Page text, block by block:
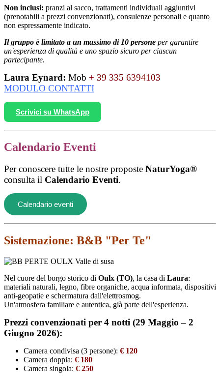
Non inclusi: pranzi al sacco, trattamenti individuali aggiuntivi
(prenotabili a prezzi convenzionati), consulenze personali e quanto
non espressamente indicato.
Il gruppo è limitato a un massimo di 10 persone per garantire
un'esperienza di qualità e uno spazio sicuro per ciascun
partecipante.
Laura Eynard: Mob + 39 335 6394103
MODULO CONTATTI
Scrivici su WhatsApp
Calendario Eventi
Per conoscere tutte le nostre proposte NaturYoga®
consulta il Calendario Eventi.
Calendario eventi
Sistemazione: B&B "Per Te"
Nel cuore del borgo storico di Oulx (TO), la casa di Laura:
materiali naturali, legno, fibre organiche, acqua informata, dispositivi
anti-geopatie e schermatura dall'elettrosmog.
Un'atmosfera familiare e autentica, già parte dell'esperienza.
Prezzi convenzionati per 4 notti (29 Maggio – 2
Giugno 2026):
Camera condivisa (3 persone): € 120
Camera doppia: € 180
Camera singola: € 250